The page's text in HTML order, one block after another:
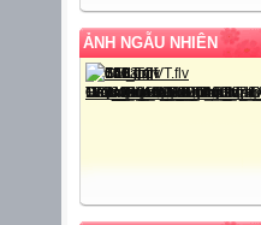
ẢNH NGẪU NHIÊN